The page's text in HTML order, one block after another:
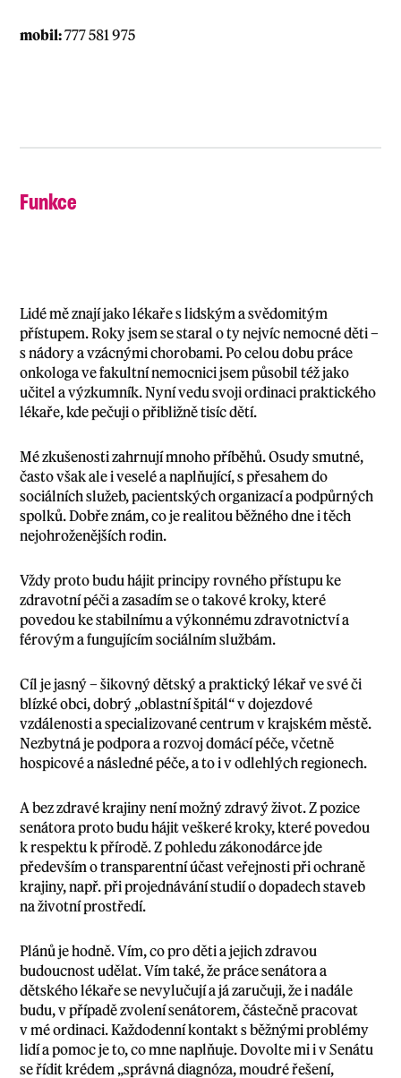
mobil:777 581 975
Funkce
Lidé mě znají jako lékaře s lidským a svědomitým
přístupem. Roky jsem se staral o ty nejvíc nemocné děti –
s nádory a vzácnými chorobami. Po celou dobu práce
onkologa ve fakultní nemocnici jsem působil též jako
učitel a výzkumník. Nyní vedu svoji ordinaci praktického
lékaře, kde pečuji o přibližně tisíc dětí.
Mé zkušenosti zahrnují mnoho příběhů. Osudy smutné,
často však ale i veselé a naplňující, s přesahem do
sociálních služeb, pacientských organizací a podpůrných
spolků. Dobře znám, co je realitou běžného dne i těch
nejohroženějších rodin.
Vždy proto budu hájit principy rovného přístupu ke
zdravotní péči a zasadím se o takové kroky, které
povedou ke stabilnímu a výkonnému zdravotnictví a
férovým a fungujícím sociálním službám.
Cíl je jasný – šikovný dětský a praktický lékař ve své či
blízké obci, dobrý „oblastní špitál“ v dojezdové
vzdálenosti a specializované centrum v krajském městě.
Nezbytná je podpora a rozvoj domácí péče, včetně
hospicové a následné péče, a to i v odlehlých regionech.
A bez zdravé krajiny není možný zdravý život. Z pozice
senátora proto budu hájit veškeré kroky, které povedou
k respektu k přírodě. Z pohledu zákonodárce jde
především o transparentní účast veřejnosti při ochraně
krajiny, např. při projednávání studií o dopadech staveb
na životní prostředí.
Plánů je hodně. Vím, co pro děti a jejich zdravou
budoucnost udělat. Vím také, že práce senátora a
dětského lékaře se nevylučují a já zaručuji, že i nadále
budu, v případě zvolení senátorem, částečně pracovat
v mé ordinaci. Každodenní kontakt s běžnými problémy
lidí a pomoc je to, co mne naplňuje. Dovolte mi i v Senátu
se řídit krédem „správná diagnóza, moudré řešení,